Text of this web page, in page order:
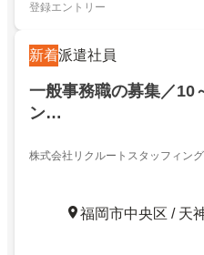
登録エントリー
新着派遣社員
一般事務職の募集／10
ン…
株式会社リクルートスタッフィング
福岡市中央区 / 天